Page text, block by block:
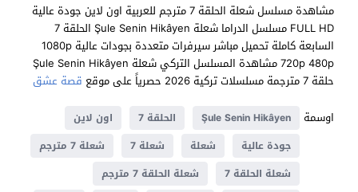
مشاهدة مسلسل شعلة الحلقة 7 مترجم للعربية اون لاين جودة عالية
FULL HD مسلسل الدراما شعلة Şule Senin Hikâyen الحلقة 7
السابعة كاملة تحميل مباشر سيرفرات متعددة بجودات عالية 1080p
720p 480p مشاهدة المسلسل التركي شعلة Şule Senin Hikâyen
حلقة 7 مترجمة مسلسلات تركية 2026 حصرياً على موقع
قصة عشق
اوسمة
Şule Senin Hikâyen الحلقة 7
اون لاين
جودة عالية
شعلة شعلة 7
شعلة 7 مترجم
شعلة الحلقة 7
شعلة الحلقة 7 مترجم